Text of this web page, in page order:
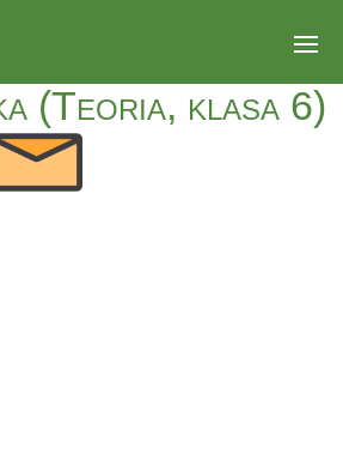
(Teoria, klasa 6)